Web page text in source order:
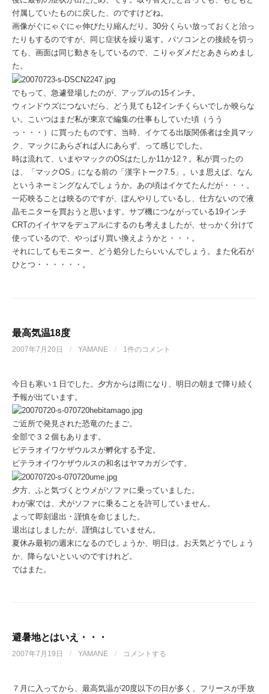
付属していたものに戻した、のですけどね。
画像がぐにゃぐにゃ伸びたり縮んだり。30分くらい放っておくと治っ
たりもするのですが、同じ症状を繰り返す。パソコンとの接続を切っ
ても、画面は同じ動きをしているので、こりゃダメだとあきらめまし
た。
でもって、急遽登場したのが、アップルの15インチ。
ウィンドウズにつないだら、どう見ても12インチくらいでしか映らな
い。こいつはまだ私が東京で編集の仕事もしていた頃（うう
っ・・・）に買ったものです。当時、イケてる出版関係者は全員マッ
ク、マックにあらざれば人にあらず、って感じでした。
時は流れて、いまやマックのOSはたしか11か12？。私が買ったの
は、「マックOS」になる前の「漢字トーク7.5」。いま思えば、なん
というネーミングなんでしょうか。あの頃はイケてたんだが・・・。
一応映ることは映るのですが、ぼんやりしているし、仕方ないので液
晶モニターを買おうと思います。サブ機につながっている19インチ
CRTのイイヤマをデュアルにするのも考えましたが、せっかく分けて
使っているので、やっぱり買い換えようかと・・・。
それにしてもモニター、どう処分したらいいんでしょう。また化石が
ひとつ・・・・・・。
最高気温18度
2007年7月20日 / YAMANE / 1件のコメント
今日も寒い１日でした。夕方からは雨になり、明日の朝まで降り続く
予報が出ています。
ご近所で発見された恐竜のたまご。
全部で３２個もあります。
ピテラオイワケザウルスが孵化する予定。
ピテラオイワケザウルスの和名はヤマカガシです。
夕方、ふと気づくとウメがソファに乗っていました。
わが家では、犬がソファに乗ることを許可していません。
よって即刻退出・謹慎を命じました。
退出はしましたが、謹慎はしていません。
夏休み最初の週末になるのでしょうか、明日は。お天気どうでしょう
か、降らないといいのですけれど。
ではまた。
避暑地とはいえ・・・
2007年7月19日 / YAMANE / コメントする
７月に入ってから、最高気温が20度以下の日が多く、フリースが手放